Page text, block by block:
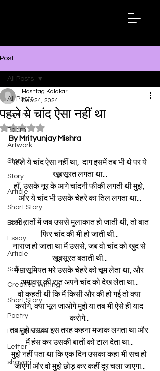
Post
All Posts
Poetry
Poem
Artwork
Story
Story
Article
Short Story
Essay
Essay
Article
Song
Creative Writing
Short Story
Poetry
Fiction Novel
Letter
shayari
All Posts
पहले ये चांद ऐसा नहीं था
Hashtag Kalakar
Dec 24, 2024
Rated NaN out of 5 stars.
By Mrityunjay Mishra
पहले ये चांद ऐसा नहीं था,  दाग इसमें तब भी थे पर ये
खूबसूरत लगता था...
हाँ, उसके नूर के आगे चांदनी फीकी लगती थी मुझे,
और ये चांद भी उसके चेहरे का तिल लगता था...
कभी रातों में जब उससे मुलाकात हो जाती थी, तो बात
फिर चांद की भी हो जाती थी...
नाराज हो जाता था मैं उससे, जब वो चांद को खुद से
खूबसूरत बताती थी...
मैं मासूमियत भरे उसके चेहरे को चूम लेता था, और
अमावस की रात अपने चांद को देख लेता था...
वो कहती थी कि मैं किसी और की हो गई तो क्या
करोगे, क्या भूल जाओगे मुझे या तब भी ऐसे ही याद
करोगे...
तब मुझे उसका इस तरह कहना मजाक लगता था और
मैं हंस कर उसकी बातों को टाल देता था...
मुझे नहीं पता था कि एक दिन उसका कहा भी सच हो
जाएगा और वो मुझे छोड़ कर कहीं दूर चला जाएगा...